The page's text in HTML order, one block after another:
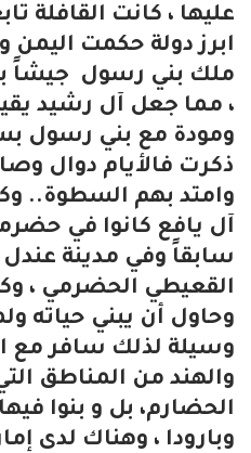
عليها ، كانت القافلة
ابرز دولة حكمت
ملك بني رسول جيشاً
، مما جعل آل رشيد
ومودة مع بني رسول
ذكرت فالأيام دوال
وامتد بهم السطوة..
آل يافع كانوا في
سابقاً وفي مدينة
القعيطي الحضرمي ،
وحاول أن يبني حياته
وسيلة لذلك سافر مع
والهند من المناطق
الحضارم، بل و بنوا
وبارودا ، وهناك لدى